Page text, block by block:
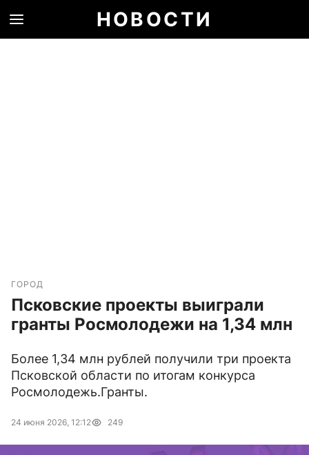
НОВОСТИ
ГОРОД
Псковские проекты выиграли
гранты Росмолодежи на 1,34 млн
Более 1,34 млн рублей получили три проекта
Псковской области по итогам конкурса
Росмолодежь.Гранты.
24 июня 2026, 12:12 249